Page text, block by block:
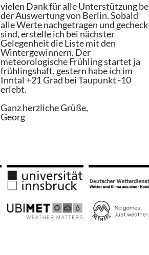
vielen Dank für alle Unterstützung
der Auswertung von Berlin. Sobald
alle Werte nachgetragen und
sind, erstelle ich bei nächster
Gelegenheit die Liste mit den
Wintergewinnern. Der
meteorologische Frühling startet ja
frühlingshaft, gestern habe ich im
Inntal +21 Grad bei Taupunkt -10
erlebt.
Ganz herzliche Grüße,
Georg